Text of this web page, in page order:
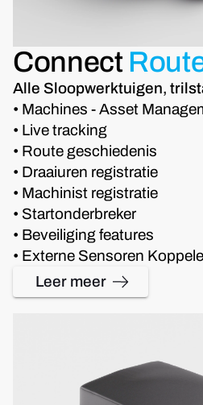
Connect
Alle Sloopwerktuigen,
• Machines - Asset
• Live tracking
• Route geschiedenis
• Draaiuren registratie
• Machinist registratie
• Startonderbreker
• Beveiliging features
• Externe Sensoren
Leer meer